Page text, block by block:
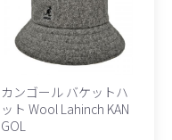
カンゴール バケットハ
ット Wool Lahinch KAN
GOL